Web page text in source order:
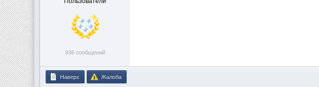
936 сообщений
Наверх Жалоба